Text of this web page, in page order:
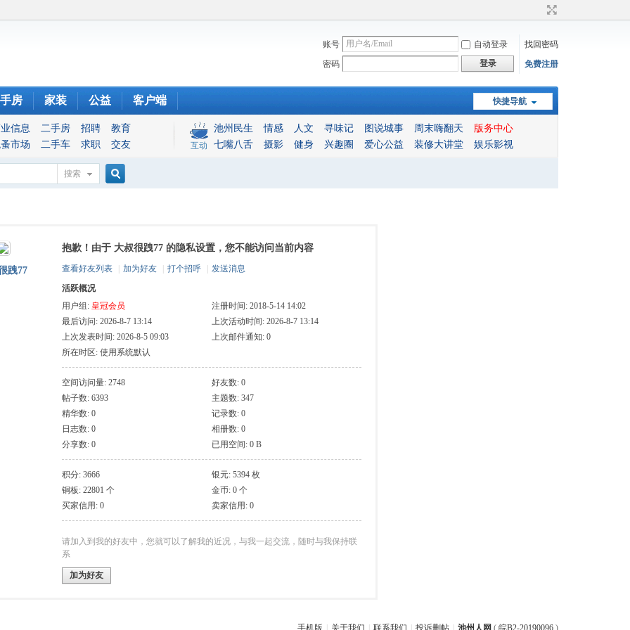
账号 自动登录
找回密码
密码
登录 免费注册
快捷导航
房 家装 公益 客户端
信息 二手房 招聘
教育
市场
二手车 求职 交友 互动
池州民生 情感 人文 寻味记 图说城事 周末嗨翻天
版务中心
七嘴八舌
摄影 健身 兴趣圈 爱心公益 装修大讲堂 娱乐影视
搜索
索
跩77
抱歉！由于 大叔很跩77 的隐私设置，您不能访问当前内容
查看好友列表 加为好友 打个招呼
发送消息
活跃概况
用户组: 皇冠会员
注册时间: 2018-5-14 14:02
最后访问: 2026-8-7 13:14
上次活动时间: 2026-8-7 13:14
上次发表时间: 2026-8-5 09:03
上次邮件通知: 0
所在时区: 使用系统默认
空间访问量: 2748
好友数: 0
帖子数: 6393
主题数: 347
精华数: 0
记录数: 0
日志数: 0
相册数: 0
分享数: 0
已用空间: 0 B
积分: 3666
银元: 5394 枚
铜板: 22801 个
金币: 0 个
买家信用: 0
卖家信用: 0
请加入到我的好友中，您就可以了解我的近况，与我一起交流，随时与我保持联
系
加为好友
手机版 关于我们 联系我们 投诉删帖 池州人网 ( 皖B2-20190096 )